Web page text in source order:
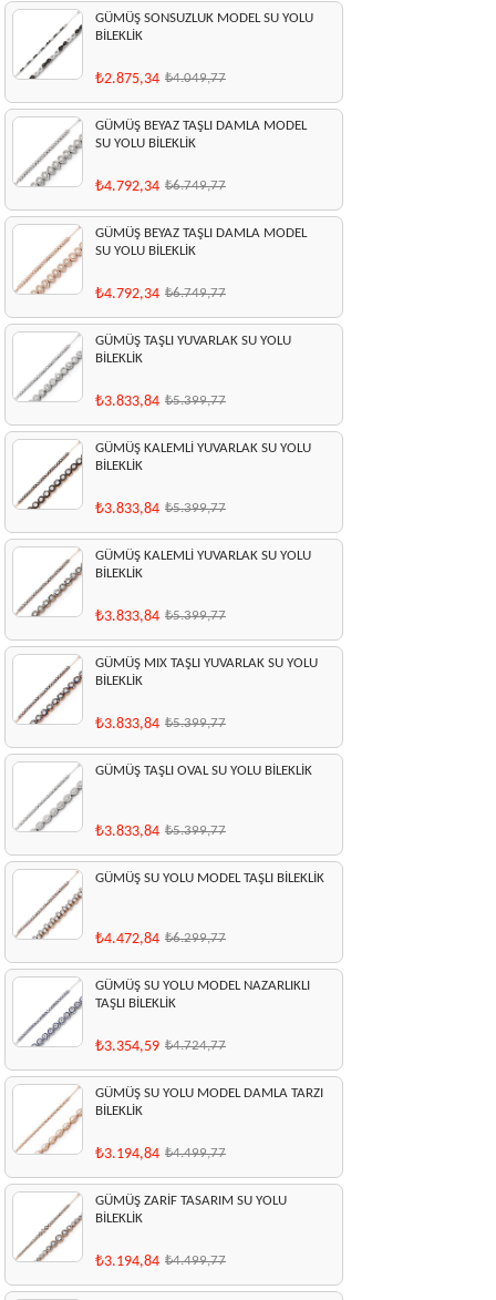
GÜMÜŞ SONSUZLUK MODEL SU YOLU
BİLEKLİK
₺2.875,34 ₺4.049,77
GÜMÜŞ BEYAZ TAŞLI DAMLA MODEL
SU YOLU BİLEKLİK
₺4.792,34 ₺6.749,77
GÜMÜŞ BEYAZ TAŞLI DAMLA MODEL
SU YOLU BİLEKLİK
₺4.792,34 ₺6.749,77
GÜMÜŞ TAŞLI YUVARLAK SU YOLU
BİLEKLİK
₺3.833,84 ₺5.399,77
GÜMÜŞ KALEMLİ YUVARLAK SU YOLU
BİLEKLİK
₺3.833,84 ₺5.399,77
GÜMÜŞ KALEMLİ YUVARLAK SU YOLU
BİLEKLİK
₺3.833,84 ₺5.399,77
GÜMÜŞ MIX TAŞLI YUVARLAK SU YOLU
BİLEKLİK
₺3.833,84 ₺5.399,77
GÜMÜŞ TAŞLI OVAL SU YOLU BİLEKLİK
₺3.833,84 ₺5.399,77
GÜMÜŞ SU YOLU MODEL TAŞLI BİLEKLİK
₺4.472,84 ₺6.299,77
GÜMÜŞ SU YOLU MODEL NAZARLIKLI
TAŞLI BİLEKLİK
₺3.354,59 ₺4.724,77
GÜMÜŞ SU YOLU MODEL DAMLA TARZI
BİLEKLİK
₺3.194,84 ₺4.499,77
GÜMÜŞ ZARİF TASARIM SU YOLU
BİLEKLİK
₺3.194,84 ₺4.499,77